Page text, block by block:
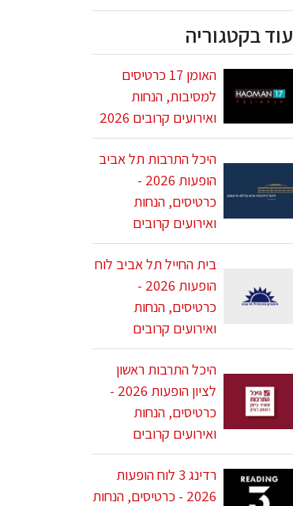
עוד בקטגוריה
האומן 17 כרטיסים
למסיבות, הנחות
ואירועים קרובים 2026
היכל התרבות תל אביב
הופעות 2026 -
כרטיסים, הנחות
ואירועים קרובים
בית החייל תל אביב לוח
הופעות 2026 -
כרטיסים, הנחות
ואירועים קרובים
היכל התרבות ראשון
לציון הופעות 2026 -
כרטיסים, הנחות
ואירועים קרובים
רדינג 3 לוח הופעות
2026 - כרטיסים, הנחות